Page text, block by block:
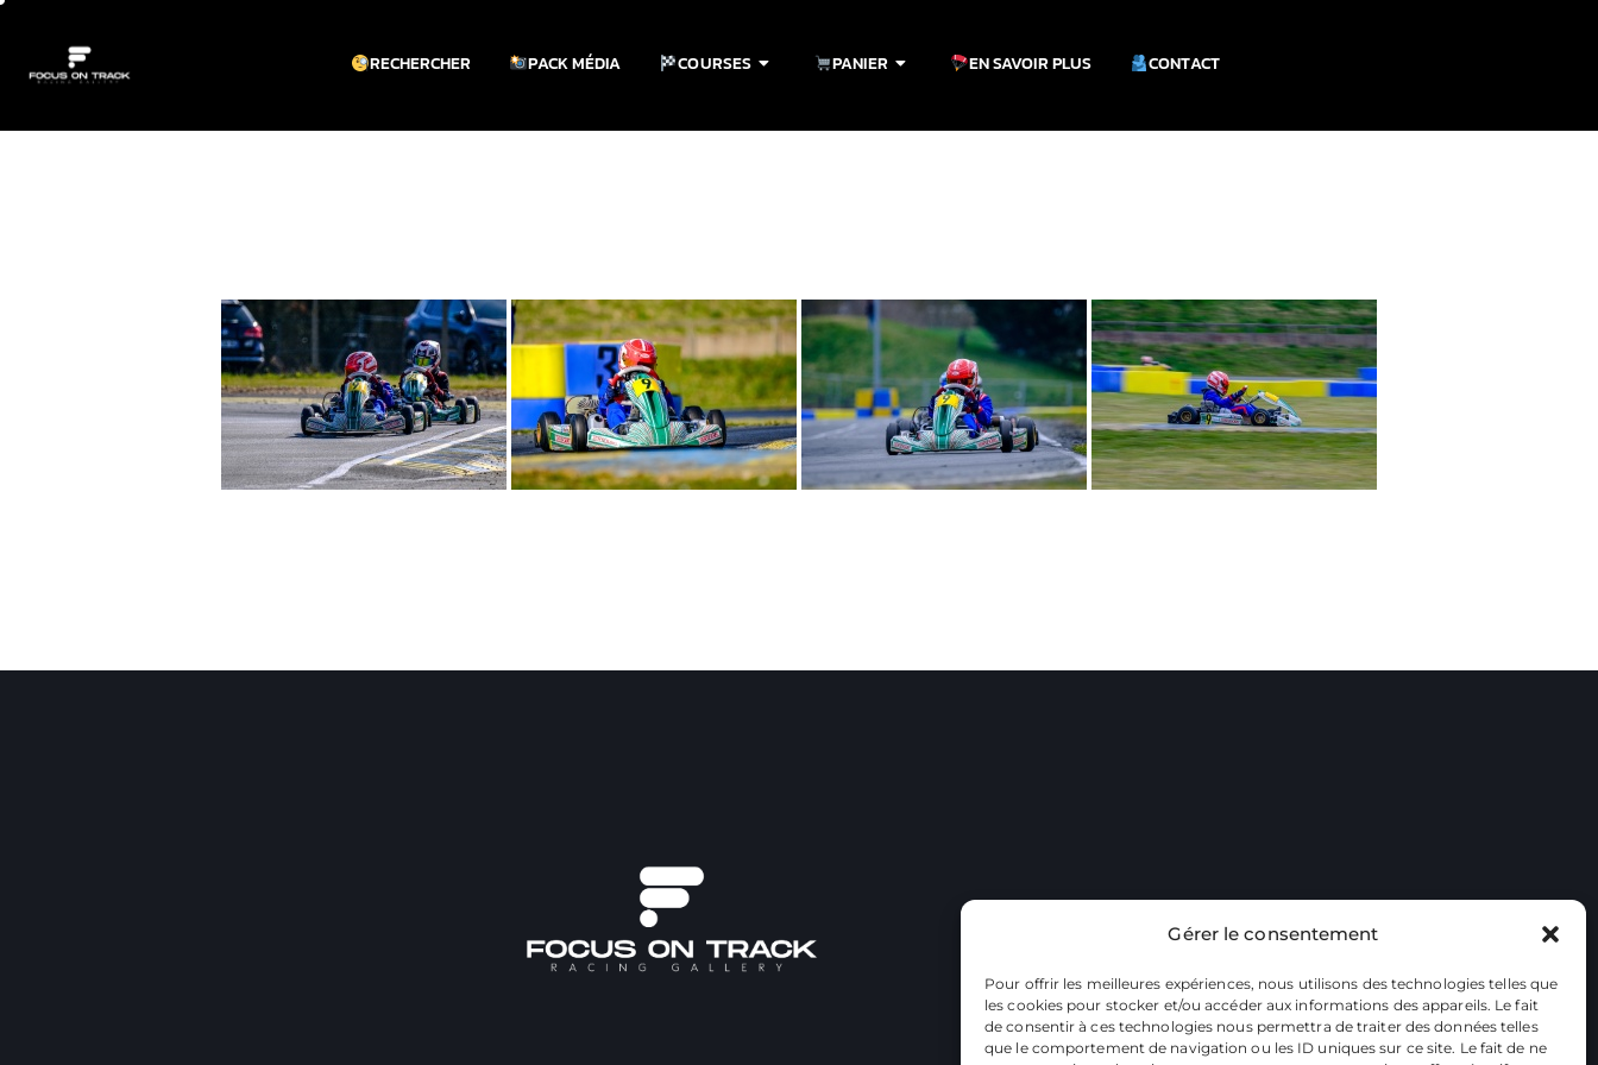
Gérer le consentement
Pour offrir les meilleures expériences, nous utilisons des technologies telles que
les cookies pour stocker et/ou accéder aux informations des appareils. Le fait
de consentir à ces technologies nous permettra de traiter des données telles
que le comportement de navigation ou les ID uniques sur ce site. Le fait de ne
RECHERCHER PACK MÉDIA COURSES PANIER EN SAVOIR PLUS CONTACT